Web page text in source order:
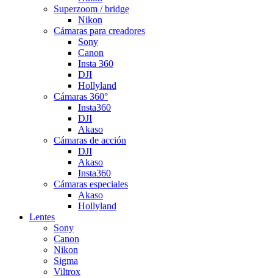
Superzoom / bridge
Nikon
Cámaras para creadores
Sony
Canon
Insta 360
DJI
Hollyland
Cámaras 360°
Insta360
DJI
Akaso
Cámaras de acción
DJI
Akaso
Insta360
Cámaras especiales
Akaso
Hollyland
Lentes
Sony
Canon
Nikon
Sigma
Viltrox